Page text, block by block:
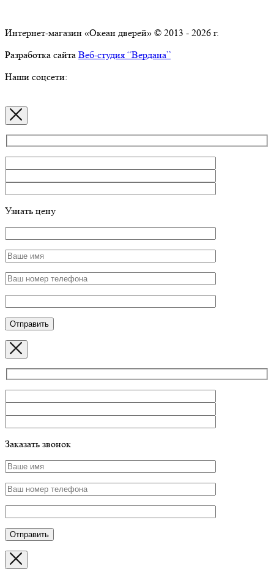
Интернет-магазин «Океан дверей» © 2013 - 2026 г.
Разработка сайта Веб-студия “Вердана”
Наши соцсети:
Узнать цену
Заказать звонок